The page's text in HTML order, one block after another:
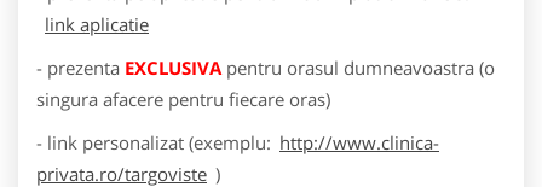
link aplicatie
- prezenta EXCLUSIVA pentru orasul dumneavoastra (o
singura afacere pentru fiecare oras)
- link personalizat (exemplu: http://www.clinica-
privata.ro/targoviste )